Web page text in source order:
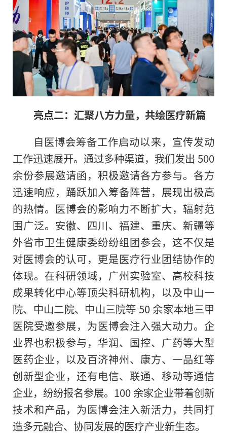
亮点二：汇聚八方力量，共绘医疗新篇
自医博会筹备工作启动以来，宣传发动
工作迅速展开。通过多种渠道，我们发出 500
余份参展邀请函，积极邀请各方参与。各方
迅速响应，踊跃加入筹备阵营，展现出极高
的热情。医博会的影响力不断扩大，辐射范
围广泛。安徽、四川、福建、重庆、新疆等
外省市卫生健康委纷纷组团参会，这不仅是
对医博会的认可，更是医疗行业团结协作的
体现。在科研领域，广州实验室、高校科技
成果转化中心等顶尖科研机构，以及中山一
院、中山二院、中山三院等 50 余家本地三甲
医院受邀参展，为医博会注入强大动力。企
业界也积极参与，华润、国控、广药等大型
医药企业，以及百济神州、康方、一品红等
创新型企业，还有电信、联通、移动等通信
企业，纷纷报名参展。100 余家企业带着创新
技术和产品，为医博会注入新活力，共同打
造多元融合、协同发展的医疗产业新生态。